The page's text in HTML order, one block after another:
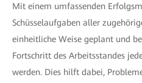
Mit einem umfassenden
Schüsselaufgaben aller
einheitliche Weise geplant und
Fortschritt des Arbeitsstandes
werden. Dies hilft dabei,